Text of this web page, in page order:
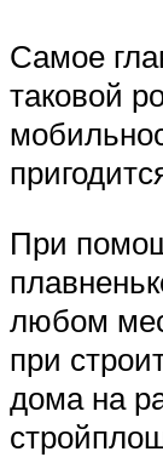
Самое
таковой
При
любом
при
дома на